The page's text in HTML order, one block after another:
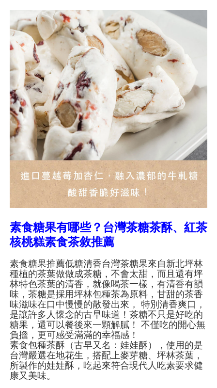
素食糖果有哪些？台灣茶糖茶酥、紅茶
核桃糕素食茶敘推薦
素食糖果推薦低糖清香台灣茶糖果來自新北坪林
種植的茶葉做做成茶糖，不會太甜，而且還有坪
林特色茶葉的清香，就像喝茶一樣，有清香有韻
味，茶糖是採用坪林包種茶為原料，甘甜的茶香
味滋味在口中慢慢的散發出來， 特別清香爽口，
是讓許多人懷念的古早味道！茶糖不只是好吃的
糖果，還可以餐後來一顆解膩！ 不僅吃的開心無
負擔，更可感受滿滿的幸福感！
素食包種茶酥（古早又名：娃娃酥），使用的是
台灣嚴選在地花生，搭配上麥芽糖、坪林茶葉，
所製作的娃娃酥，吃起來符合現代人吃素要求健
康又美味。